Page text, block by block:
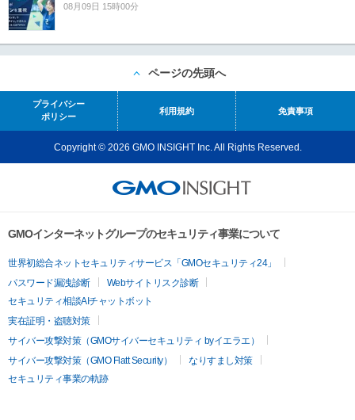
08月09日 15時00分
ページの先頭へ
プライバシー
ポリシー
利用規約 免責事項
Copyright © 2026 GMO INSIGHT Inc. All Rights Reserved.
GMOインターネットグループのセキュリティ事業について
世界初総合ネットセキュリティサービス「GMOセキュリティ24」
パスワード漏洩診断
Webサイトリスク診断
セキュリティ相談AIチャットボット
実在証明・盗聴対策
サイバー攻撃対策（GMOサイバーセキュリティ byイエラエ）
サイバー攻撃対策（GMO Flatt Security）
なりすまし対策
セキュリティ事業の軌跡